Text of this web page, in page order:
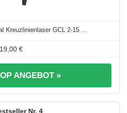
Kreuzlinienlaser GCL 2-15 ...
€
ANGEBOT »
4